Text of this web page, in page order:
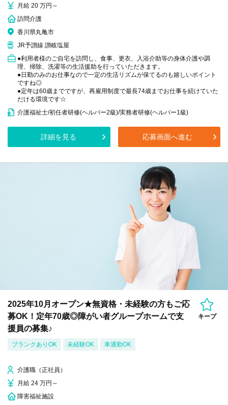
月給 20 万円～
訪問介護
香川県丸亀市
JR予讃線 讃岐塩屋
●利用者様のご自宅を訪問し、食事、更衣、入浴介助等の身体介護や調
理、掃除、洗濯等の生活援助を行っていただきます。
●日勤のみのお仕事なので一定の生活リズムが保てるのも嬉しいポイント
ですね◎
●定年は60歳までですが、再雇用制度で最長74歳までお仕事を続けていた
だける環境です☆
介護福祉士/初任者研修(ヘルパー2級)/実務者研修(ヘルパー1級)
詳細を見る 応募画面へ進む
2025年10月オープン★無資格・未経験の方もご応
募OK！定年70歳◎障がい者グループホームで支
援員の募集♪
キープ
ブランクありOK 未経験OK 車通勤OK
介護職（正社員）
月給 24 万円～
障害福祉施設